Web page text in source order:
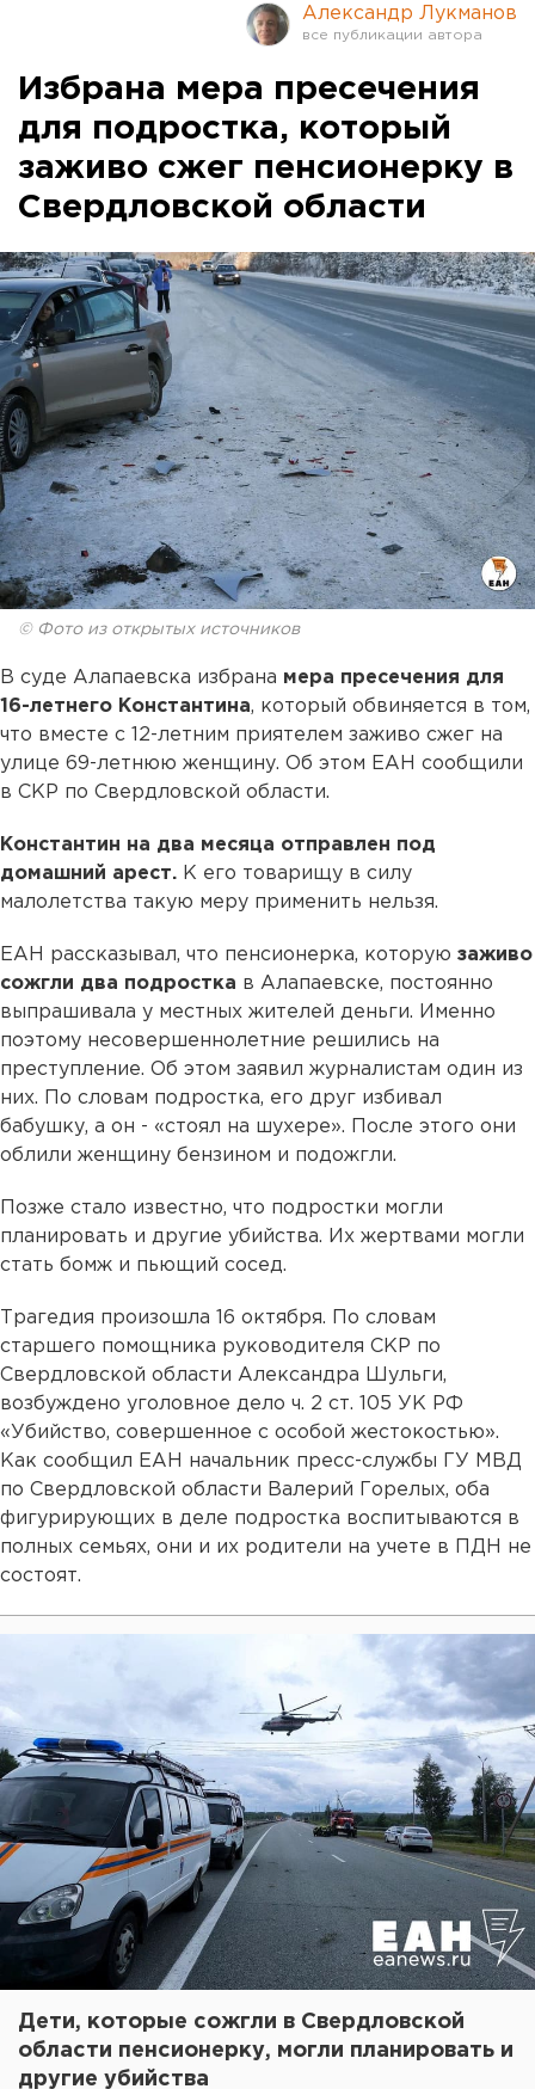
Александр Лукманов
Избрана мера пресечения
для подростка, который
заживо сжег пенсионерку в
Свердловской области
© Фото из открытых источников
В суде Алапаевска избрана мера пресечения для
16-летнего Константина, который обвиняется в том,
что вместе с 12-летним приятелем заживо сжег на
улице 69-летнюю женщину. Об этом ЕАН сообщили
в СКР по Свердловской области.
Константин на два месяца отправлен под
домашний арест. К его товарищу в силу
малолетства такую меру применить нельзя.
ЕАН рассказывал, что пенсионерка, которую заживо
сожгли два подростка в Алапаевске, постоянно
выпрашивала у местных жителей деньги. Именно
поэтому несовершеннолетние решились на
преступление. Об этом заявил журналистам один из
них. По словам подростка, его друг избивал
бабушку, а он - «стоял на шухере». После этого они
облили женщину бензином и подожгли.
Позже стало известно, что подростки могли
планировать и другие убийства. Их жертвами могли
стать бомж и пьющий сосед.
Трагедия произошла 16 октября. По словам
старшего помощника руководителя СКР по
Свердловской области Александра Шульги,
возбуждено уголовное дело ч. 2 ст. 105 УК РФ
«Убийство, совершенное с особой жестокостью».
Как сообщил ЕАН начальник пресс-службы ГУ МВД
по Свердловской области Валерий Горелых, оба
фигурирующих в деле подростка воспитываются в
полных семьях, они и их родители на учете в ПДН не
состоят.
Дети, которые сожгли в Свердловской
области пенсионерку, могли планировать и
другие убийства